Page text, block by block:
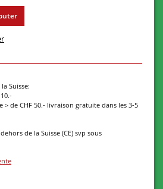
Suisse:
> de CHF 50.- livraison gratuite dans les 3-5
de la Suisse (CE) svp sous